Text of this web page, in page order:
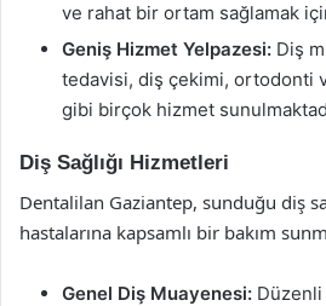
ve rahat bir ortam sağlamak
Geniş Hizmet Yelpazesi: Diş
tedavisi, diş çekimi, ortodonti
gibi birçok hizmet
Diş Sağlığı Hizmetleri
Dentalilan Gaziantep, sunduğu diş
hastalarına kapsamlı bir bakım
Genel Diş Muayenesi: